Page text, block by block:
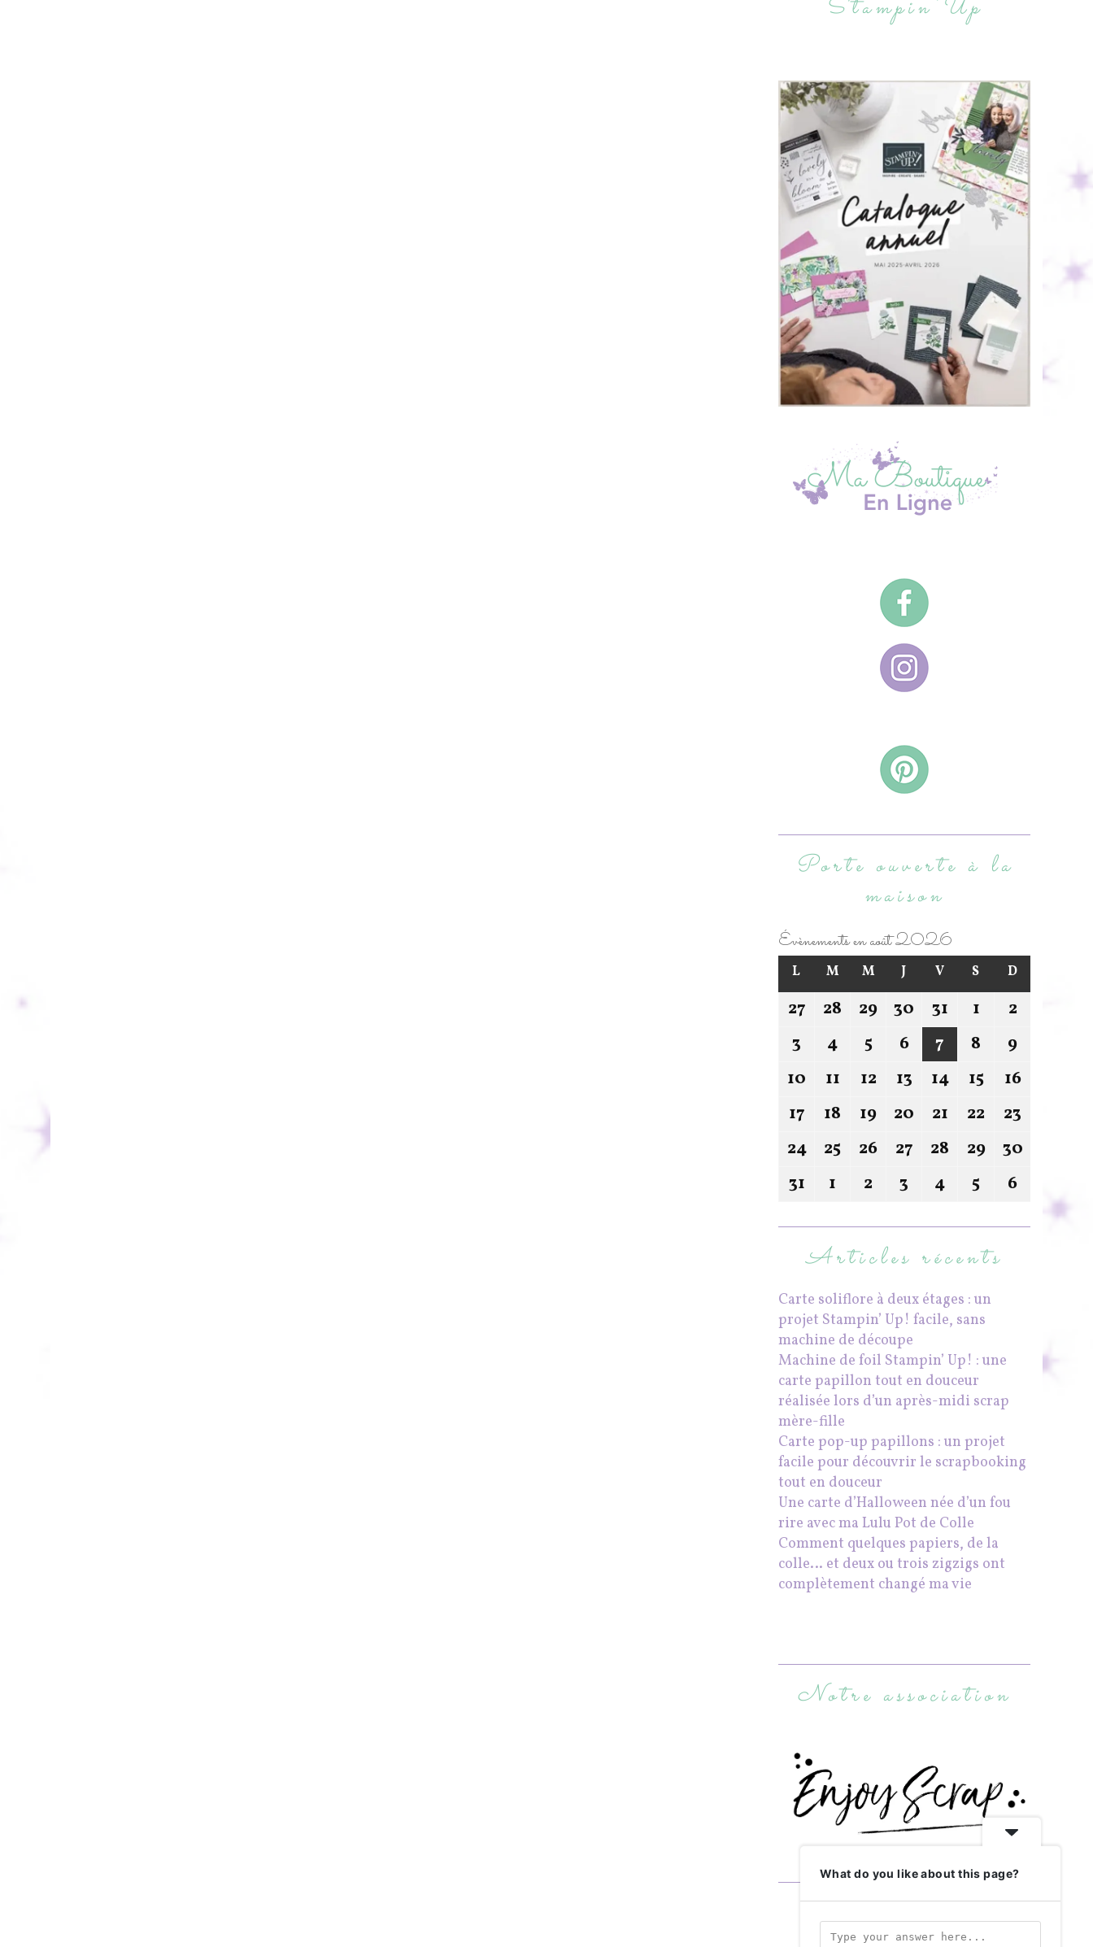
Stampin’Up
Porte ouverte à la
maison
Évènements en août 2026
L M M J V S D
27 28 29 30 31 1
2
3
4 5 6 7 8
9
10
11 12 13 14 15
16
17
18 19 20 21 22
23
24
25 26 27 28 29
30
31
1 2 3 4 5 6
Articles récents
Carte soliflore à deux étages : un
projet Stampin’ Up! facile, sans
machine de découpe
Machine de foil Stampin’ Up! : une
carte papillon tout en douceur
réalisée lors d’un après-midi scrap
mère-fille
Carte pop-up papillons : un projet
facile pour découvrir le scrapbooking
tout en douceur
Une carte d’Halloween née d’un fou
rire avec ma Lulu Pot de Colle
Comment quelques papiers, de la
colle… et deux ou trois zigzigs ont
complètement changé ma vie
Notre association
Abonnez-vous
What do you like about this page?